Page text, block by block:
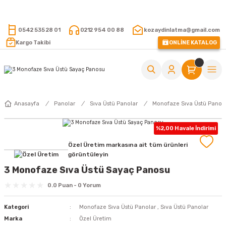
0542 535 28 01 0212 954 00 88
kozaydinlatma@gmail.com
Kargo Takibi
ONLİNE KATALOG
Anasayfa Panolar Sıva Üstü Panolar Monofaze Sıva Üstü
%2,00 Havale İndirimi
Özel Üretim markasına ait tüm ürünleri
görüntüleyin
3 Monofaze Sıva Üstü Sayaç Panosu
0.0 Puan - 0 Yorum
Kategori Monofaze Sıva Üstü Panolar , Sıva Üstü Panolar
Marka
Özel Üretim